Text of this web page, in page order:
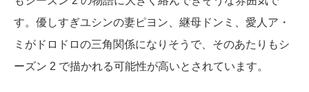
す。優しすぎユシンの妻ピヨン、継母ドンミ、愛人ア・
ミがドロドロの三角関係になりそうで、そのあたりもシ
ーズン 2 で描かれる可能性が高いとされています。